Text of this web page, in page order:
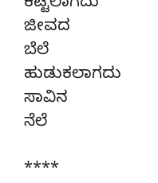
ಜೀವದ
ಬೆಲೆ
ಹುಡುಕಲಾಗದು
ಸಾವಿನ
ನೆಲೆ
****